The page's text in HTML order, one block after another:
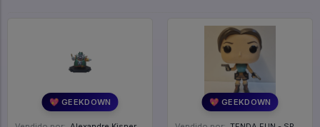
💖 GEEKDOWN 💖 GEEKDOWN